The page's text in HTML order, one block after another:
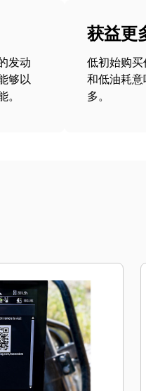
发动
够以
获益更
低初始购
和低油耗
多。